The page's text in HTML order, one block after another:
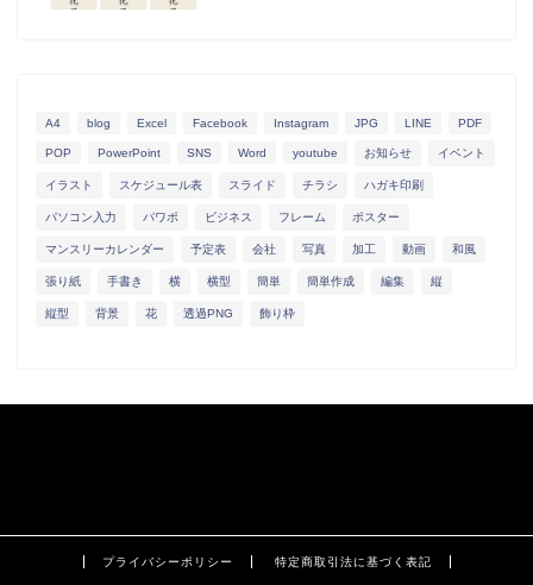
A4 blog Excel Facebook Instagram JPG LINE PDF
POP PowerPoint SNS Word youtube お知らせ イベント
イラスト スケジュール表 スライド チラシ ハガキ印刷
パソコン入力 パワポ ビジネス フレーム ポスター
マンスリーカレンダー 予定表 会社 写真 加工 動画 和風
張り紙 手書き 横 横型 簡単 簡単作成 編集 縦
縦型 背景 花 透過PNG 飾り枠
プライバシーポリシー 特定商取引法に基づく表記